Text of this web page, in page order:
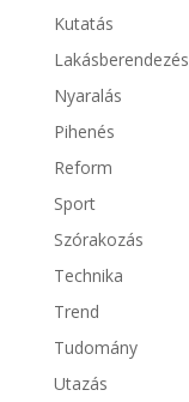
Kutatás
Lakásberendezés
Nyaralás
Pihenés
Reform
Sport
Szórakozás
Technika
Trend
Tudomány
Utazás